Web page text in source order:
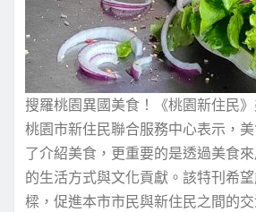
搜羅桃園異國美食！《桃園新住民
桃園市新住民聯合服務中心表示，
了介紹美食，更重要的是透過美食
的生活方式與文化貢獻。該特刊希
樑，促進本市市民與新住民之間的